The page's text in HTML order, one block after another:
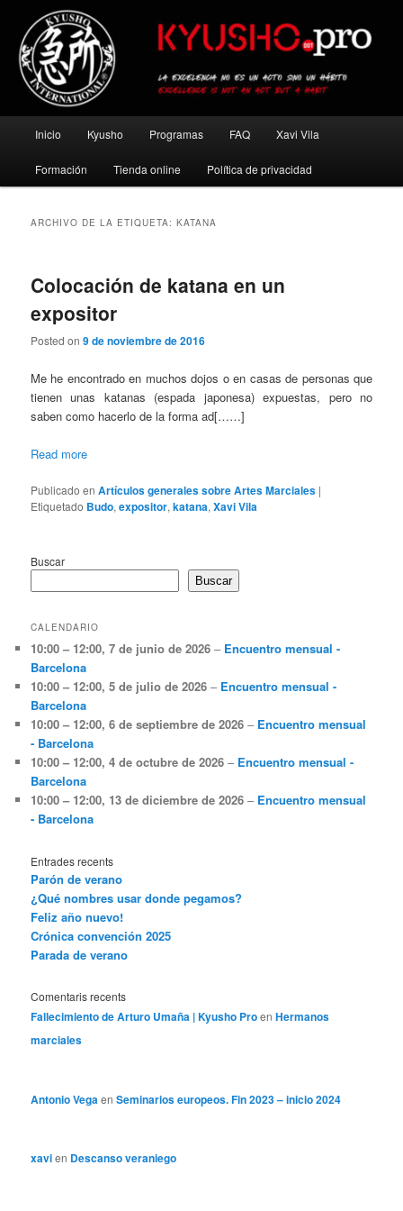
contenido
principal
contenido
secundario
Kyusho Pro
principal
Inicio Kyusho Programas FAQ Xavi Vila
Formación Tienda online Política de privacidad
ARCHIVO DE LA ETIQUETA:KATANA
Colocación de katana en un
expositor
Posted on9 de noviembre de 2016
Me he encontrado en muchos dojos o en casas de personas que
tienen unas katanas (espada japonesa) expuestas, pero no
saben como hacerlo de la forma ad[……]
Read more
Publicado en Artículos generales sobre Artes Marciales |
Etiquetado Budo,expositor,katana,Xavi Vila
Buscar
Buscar
CALENDARIO
10:00 – 12:00,7 de junio de 2026 – Encuentro mensual -
Barcelona
10:00 – 12:00,5 de julio de 2026 – Encuentro mensual -
Barcelona
10:00 – 12:00,6 de septiembre de 2026 – Encuentro mensual
- Barcelona
10:00 – 12:00,4 de octubre de 2026 – Encuentro mensual -
Barcelona
10:00 – 12:00, 13 de diciembre de 2026 – Encuentro mensual
- Barcelona
Entrades recents
Parón de verano
¿Qué nombres usar donde pegamos?
Feliz año nuevo!
Crónica convención 2025
Parada de verano
Comentaris recents
Fallecimiento de Arturo Umaña | Kyusho ProenHermanos
marciales
Antonio VegaenSeminarios europeos. Fin 2023 – inicio 2024
xavien Descanso veraniego